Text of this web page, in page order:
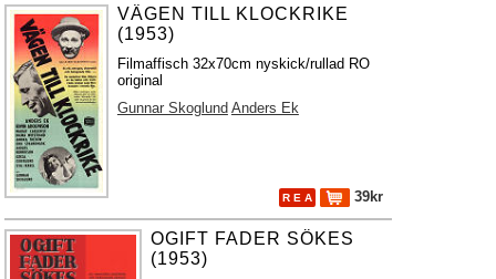
VÄGEN TILL KLOCKRIKE
(1953)
Filmaffisch 32x70cm nyskick/rullad RO
original
Gunnar Skoglund Anders Ek
R E A 39kr
OGIFT FADER SÖKES
(1953)